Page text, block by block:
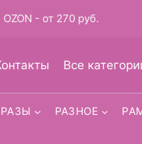
Все
РАЗНОЕ
- от 270 руб.